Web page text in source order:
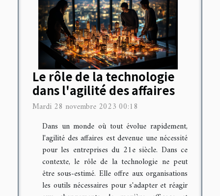
Le rôle de la technologie
dans l'agilité des affaires
Mardi 28 novembre 2023 00:18
Dans un monde où tout évolue rapidement,
l'agilité des affaires est devenue une nécessité
pour les entreprises du 21e siècle. Dans ce
contexte, le rôle de la technologie ne peut
être sous-estimé. Elle offre aux organisations
les outils nécessaires pour s'adapter et réagir